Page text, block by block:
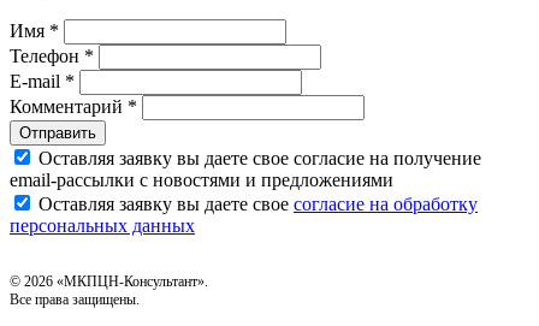
Имя *
Телефон *
E-mail *
Комментарий *
Отправить
Оставляя заявку вы даете свое согласие на получение
email‑рассылки с новостями и предложениями
Оставляя заявку вы даете свое согласие на обработку
персональных данных
© 2026 «МКПЦН-Консультант».
Все права защищены.